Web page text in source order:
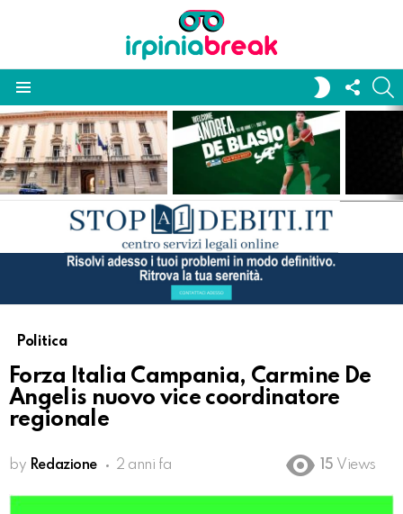
SWITCH
SKIN
US
LATEST
STORIES
Politica
Forza Italia Campania, Carmine De
Angelis nuovo vice coordinatore
regionale
by Redazione 2 anni fa 15 Views